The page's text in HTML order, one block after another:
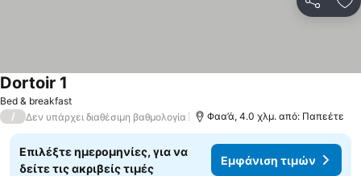
Bed & breakfast
Dortoir 1
/ Δεν υπάρχει διαθέσιμη βαθμολογία Φαα’ά, 4.0 χλμ. από: Παπεέτε
Επιλέξτε ημερομηνίες, για να
δείτε τις ακριβείς τιμές
Εμφάνιση τιμών